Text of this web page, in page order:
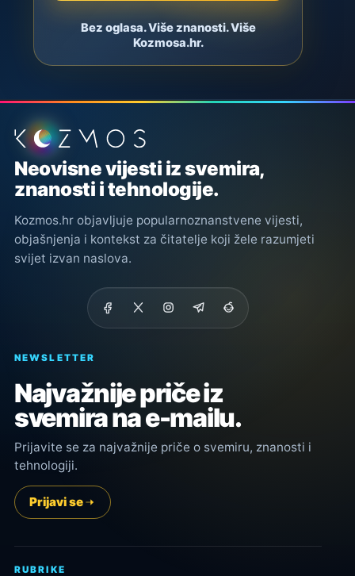
Bez oglasa. Više znanosti. Više
Kozmosa.hr.
Podnožje stranice
Neovisne vijesti iz svemira,
znanosti i tehnologije.
Kozmos.hr objavljuje popularnoznanstvene vijesti,
objašnjenja i kontekst za čitatelje koji žele razumjeti
svijet izvan naslova.
NEWSLETTER
Najvažnije priče iz
svemira na e-mailu.
Prijavite se za najvažnije priče o svemiru, znanosti i
tehnologiji.
Prijavi se
RUBRIKE